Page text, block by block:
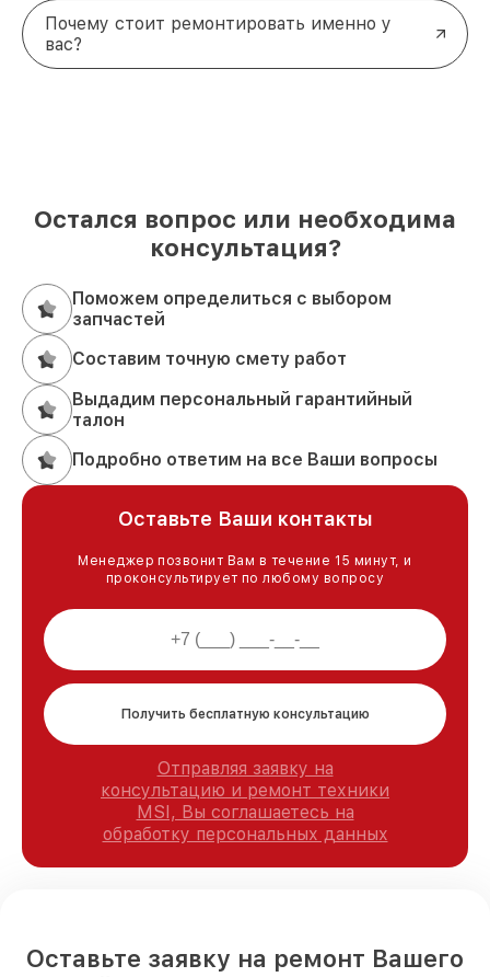
Почему стоит ремонтировать именно у
вас?
Остался вопрос или необходима
консультация?
Поможем определиться с выбором
запчастей
Составим точную смету работ
Выдадим персональный гарантийный
талон
Подробно ответим на все Ваши вопросы
Оставьте Ваши контакты
Менеджер позвонит Вам в течение 15 минут, и
проконсультирует по любому вопросу
Получить бесплатную консультацию
Отправляя заявку на
консультацию и ремонт техники
MSI, Вы соглашаетесь на
обработку персональных данных
Оставьте заявку на ремонт Вашего